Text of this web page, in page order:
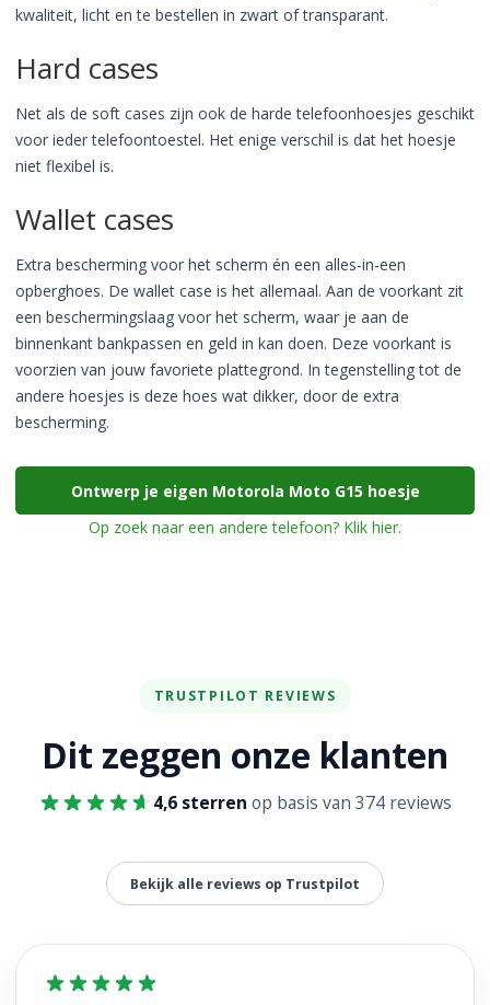
kwaliteit, licht en te bestellen in zwart of transparant.
Hard cases
Net als de soft cases zijn ook de harde telefoonhoesjes geschikt
voor ieder telefoontoestel. Het enige verschil is dat het hoesje
niet flexibel is.
Wallet cases
Extra bescherming voor het scherm én een alles-in-een
opberghoes. De wallet case is het allemaal. Aan de voorkant zit
een beschermingslaag voor het scherm, waar je aan de
binnenkant bankpassen en geld in kan doen. Deze voorkant is
voorzien van jouw favoriete plattegrond. In tegenstelling tot de
andere hoesjes is deze hoes wat dikker, door de extra
bescherming.
Ontwerp je eigen Motorola Moto G15 hoesje
Op zoek naar een andere telefoon? Klik hier.
TRUSTPILOT REVIEWS
Dit zeggen onze klanten
4,6 sterren op basis van 374 reviews
Bekijk alle reviews op Trustpilot